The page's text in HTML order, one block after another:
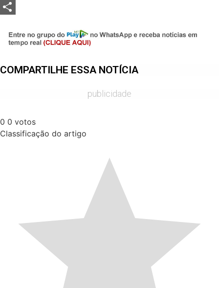
LinkedIn
COMPARTILHE ESSA NOTÍCIA
publicidade
0 0 votos
Classificação do artigo